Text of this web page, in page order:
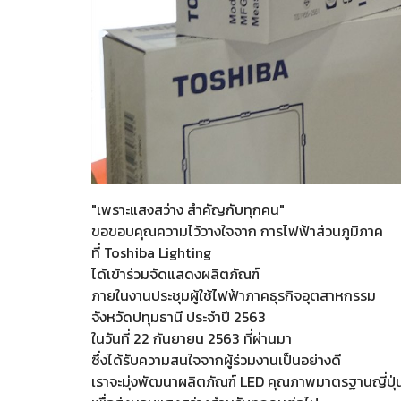
"เพราะแสงสว่าง สำคัญกับทุกคน"
ขอขอบคุณความไว้วางใจจาก การไฟฟ้าส่วนภูมิภาค
ที่ Toshiba Lighting
ได้เข้าร่วมจัดแสดงผลิตภัณฑ์
ภายในงานประชุมผู้ใช้ไฟฟ้าภาคธุรกิจอุตสาหกรรม
จังหวัดปทุมธานี ประจำปี 2563
ในวันที่ 22 กันยายน 2563 ที่ผ่านมา
ซึ่งได้รับความสนใจจากผู้ร่วมงานเป็นอย่างดี
เราจะมุ่งพัฒนาผลิตภัณฑ์ LED คุณภาพมาตรฐานญี่ปุ่